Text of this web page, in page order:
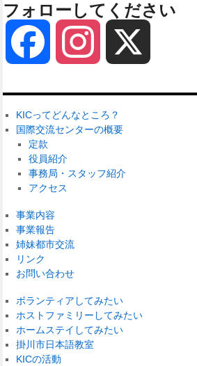
フォローしてください
Facebook Instagram
KICってどんなところ？
国際交流センターの概要
定款
役員紹介
事務局・スタッフ紹介
アクセス
事業内容
事業報告
姉妹都市交流
リンク
お問い合わせ
ボランティアしてみたい
ホストファミリーしてみたい
ホームステイしてみたい
掛川市日本語教室
KICの活動